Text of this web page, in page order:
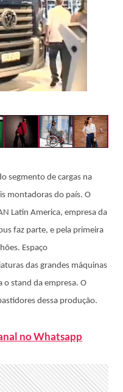
segmento de cargas na
montadoras do país. O
Latin America, empresa da
faz parte, e pela primeira
Espaço
das grandes máquinas
o stand da empresa. O
dessa produção.
no Whatsapp